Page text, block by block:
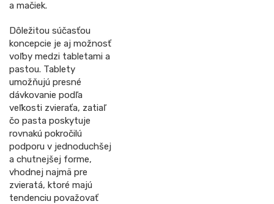
a mačiek.
Dôležitou súčasťou
koncepcie je aj možnosť
voľby medzi tabletami a
pastou. Tablety
umožňujú presné
dávkovanie podľa
veľkosti zvieraťa, zatiaľ
čo pasta poskytuje
rovnakú pokročilú
podporu v jednoduchšej
a chutnejšej forme,
vhodnej najmä pre
zvieratá, ktoré majú
tendenciu považovať